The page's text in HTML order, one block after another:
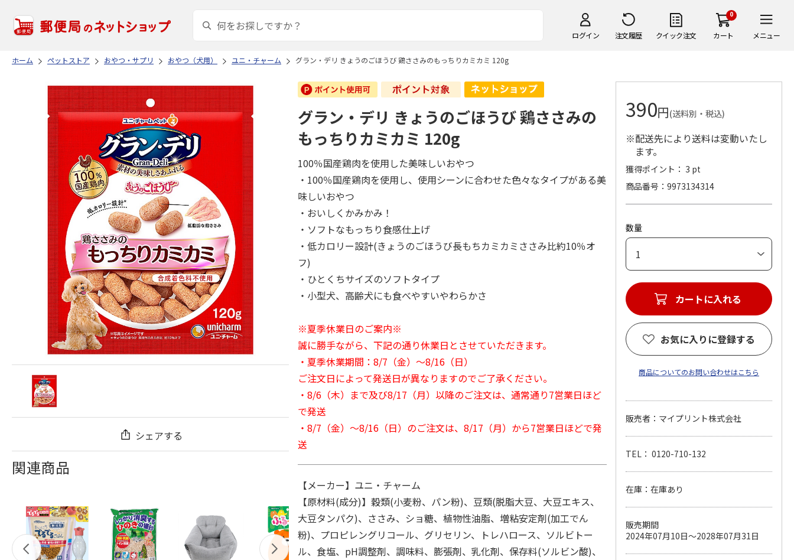
ログイン 注文履歴 クイック注文
0
カート メニュー
ホーム ペットストア おやつ・サプリ おやつ（犬用） ユニ・チャーム グラン・デリ きょうのごほうび 鶏ささみのもっちりカミカミ 120g
シェアする
関連商品
グラン・デリ きょうのごほうび 鶏ささみの
もっちりカミカミ 120g
100％国産鶏肉を使用した美味しいおやつ
・100％国産鶏肉を使用し、使用シーンに合わせた色々なタイプがある美
味しいおやつ
・おいしくかみかみ！
・ソフトなもっちり食感仕上げ
・低カロリー設計(きょうのごほうび長もちカミカミささみ比約10％オ
フ)
・ひとくちサイズのソフトタイプ
・小型犬、高齢犬にも食べやすいやわらかさ
※夏季休業日のご案内※
誠に勝手ながら、下記の通り休業日とさせていただきます。
・夏季休業期間：8/7（金）～8/16（日）
ご注文日によって発送日が異なりますのでご了承ください。
・8/6（木）まで及び8/17（月）以降のご注文は、通常通り7営業日ほど
で発送
・8/7（金）～8/16（日）のご注文は、8/17（月）から7営業日ほどで発
送
【メーカー】ユニ・チャーム
【原材料(成分)】穀類(小麦粉、パン粉)、豆類(脱脂大豆、大豆エキス、
大豆タンパク)、ささみ、ショ糖、植物性油脂、増粘安定剤(加工でん
粉)、プロピレングリコール、グリセリン、トレハロース、ソルビトー
ル、食塩、pH調整剤、調味料、膨張剤、乳化剤、保存料(ソルビン酸)、
390円(送料別・税込)
※配送先により送料は変動いたし
ます。
獲得ポイント： 3 pt
商品番号
9973134314
数量
カートに入れる
お気に入りに登録する
商品についてのお問い合わせはこちら
販売者：マイプリント株式会社
TEL： 0120-710-132
在庫：在庫あり
販売期間
2024年07月10日～2028年07月31日